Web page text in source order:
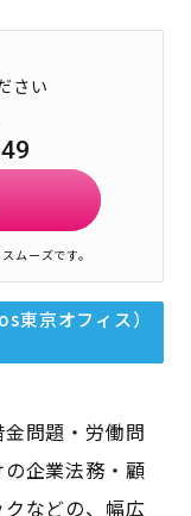
さい
ムーズです。
京オフィス）
問題・労働問
企業法務・顧
などの、幅広